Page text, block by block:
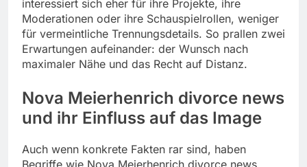
interessiert sich eher für ihre Projekte, ihre
Moderationen oder ihre Schauspielrollen, weniger
für vermeintliche Trennungsdetails. So prallen zwei
Erwartungen aufeinander: der Wunsch nach
maximaler Nähe und das Recht auf Distanz.
Nova Meierhenrich divorce news
und ihr Einfluss auf das Image
Auch wenn konkrete Fakten rar sind, haben
Begriffe wie Nova Meierhenrich divorce news